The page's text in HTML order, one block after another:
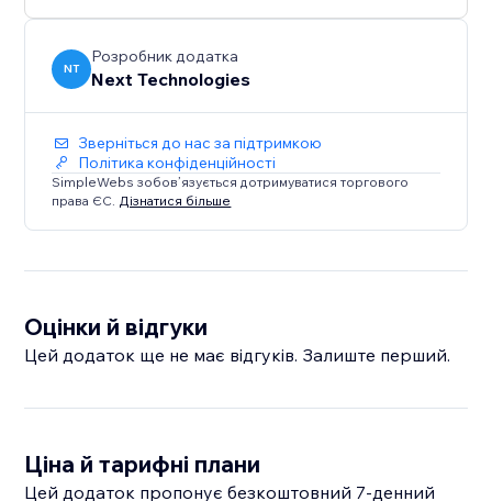
NT
Розробник додатка
Next Technologies
Зверніться до нас за підтримкою
Політика конфіденційності
SimpleWebs зобов’язується дотримуватися торгового
права ЄС. Дізнатися більше
Оцінки й відгуки
Цей додаток ще не має відгуків. Залиште перший.
Ціна й тарифні плани
Цей додаток пропонує безкоштовний 7‑денний